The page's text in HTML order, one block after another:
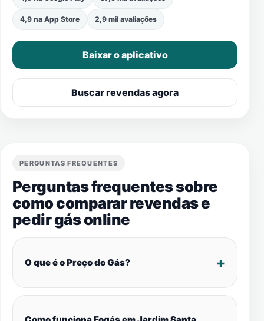
4,9 na App Store 2,9 mil avaliações
Baixar o aplicativo
Buscar revendas agora
PERGUNTAS FREQUENTES
Perguntas frequentes sobre
como comparar revendas e
pedir gás online
O que é o Preço do Gás?